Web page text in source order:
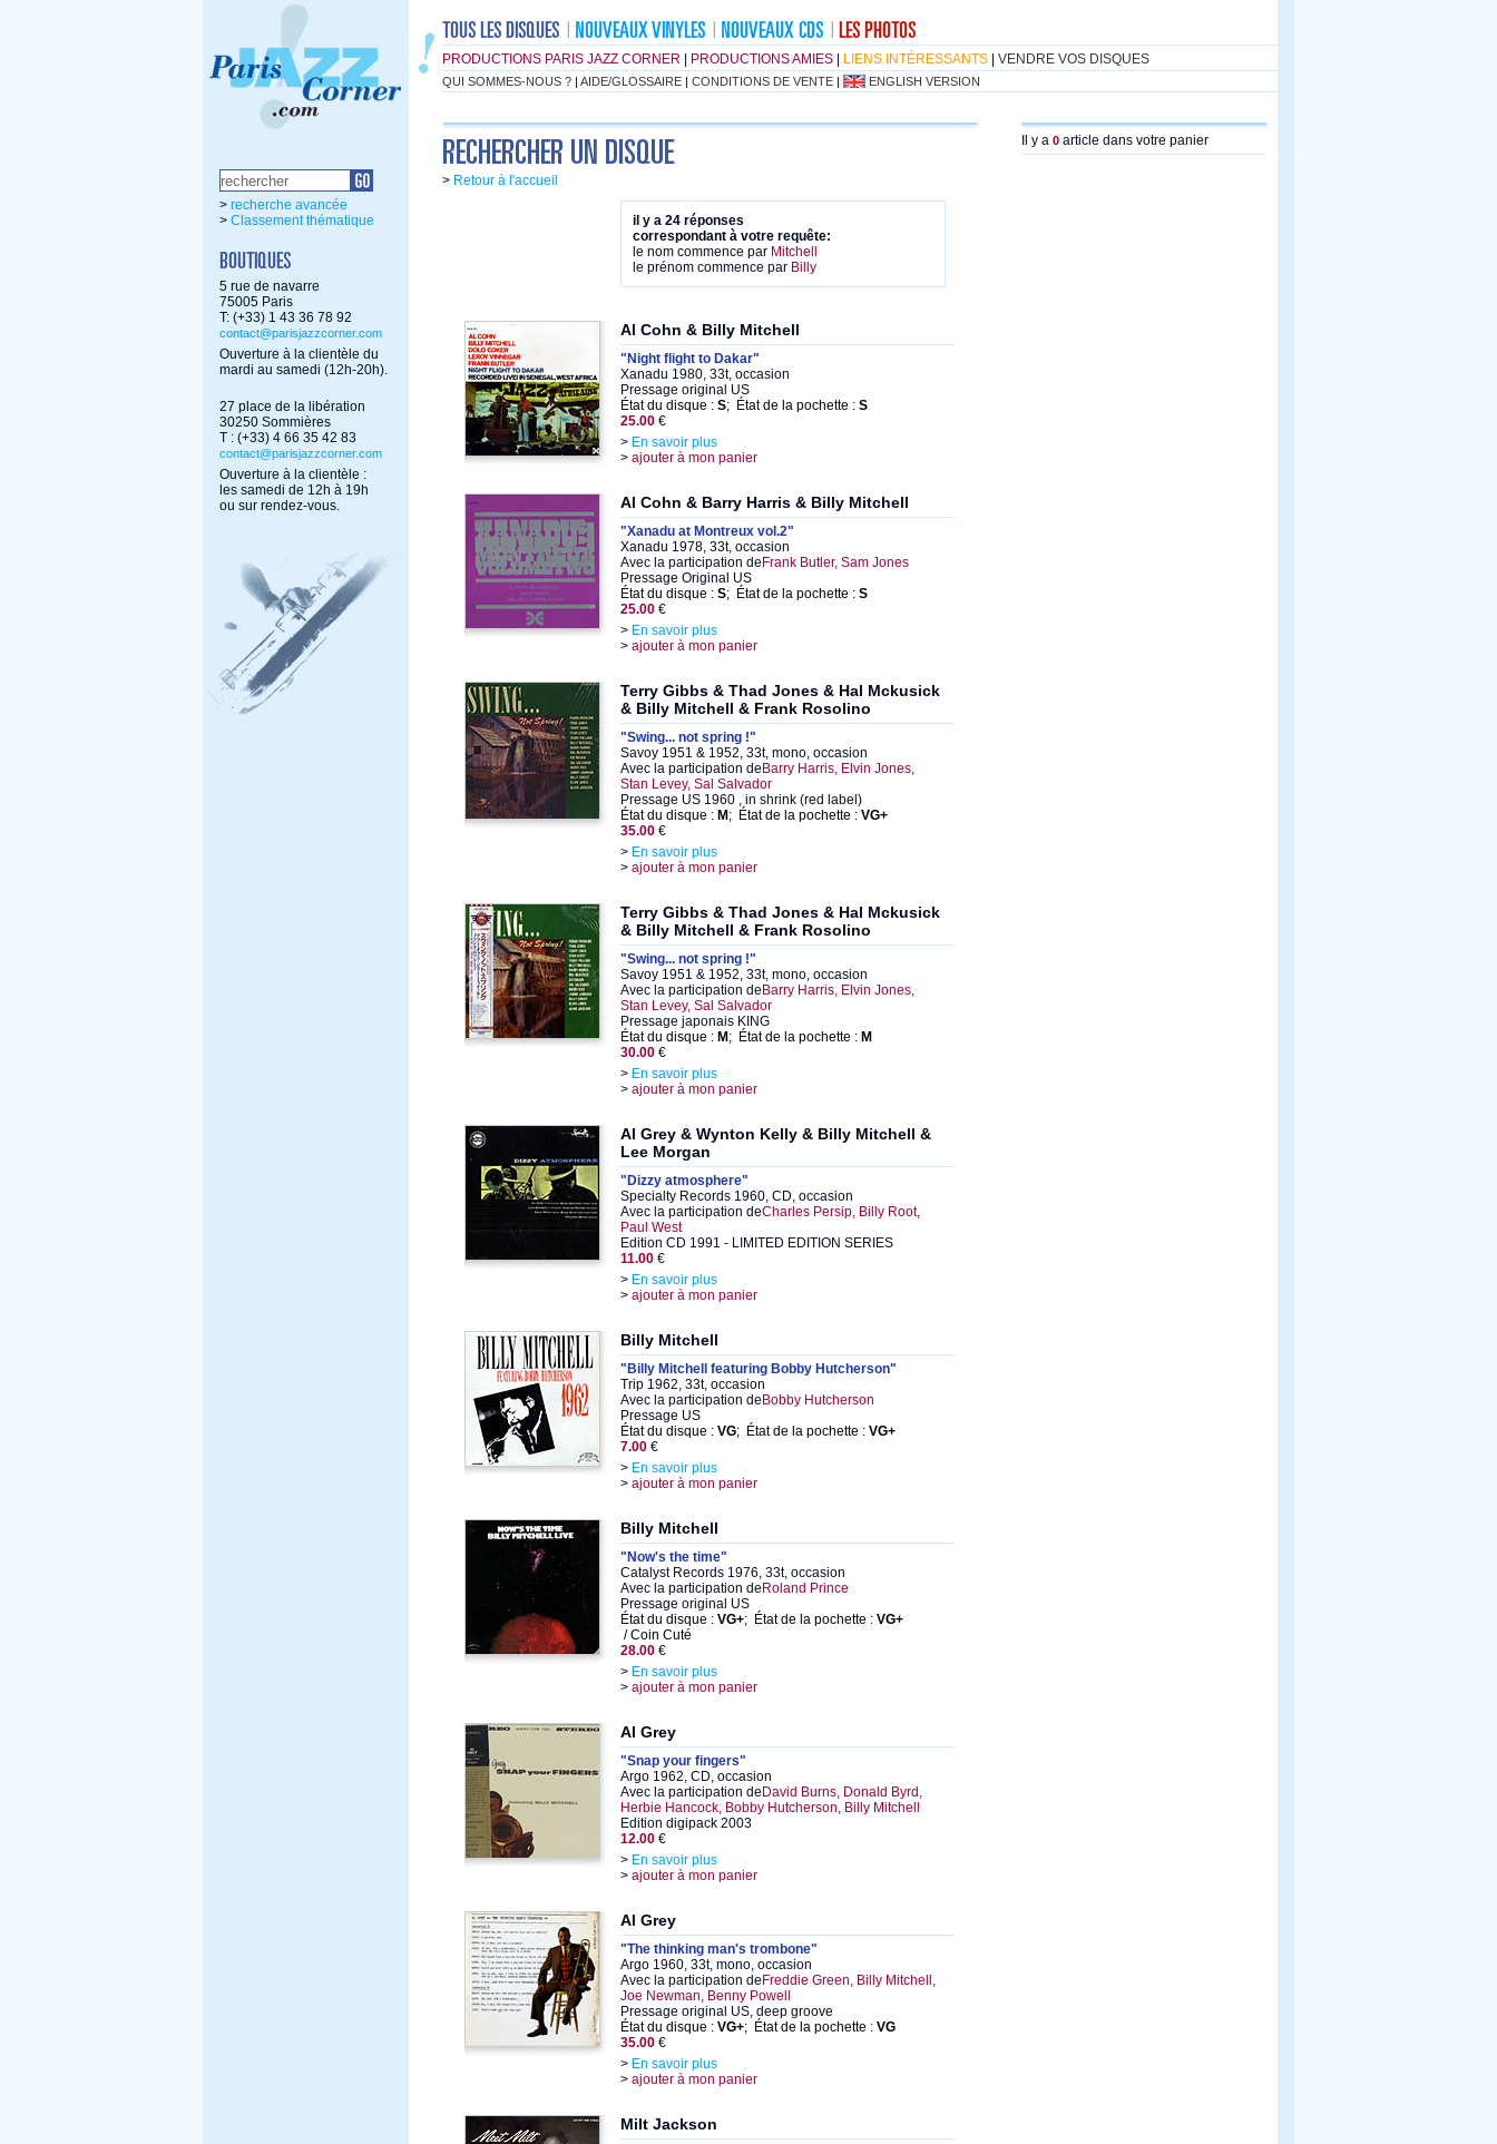
PRODUCTIONS PARIS JAZZ CORNER PRODUCTIONS AMIES LIENS INTÉRESSANTS VENDRE VOS DISQUES
QUI SOMMES-NOUS ? | AIDE/GLOSSAIRE | CONDITIONS DE VENTE | ENGLISH VERSION
> recherche avancée
> Classement thématique
5 rue de navarre
75005 Paris
T: (+33) 1 43 36 78 92
contact@parisjazzcorner.com
Ouverture à la clientèle du
mardi au samedi (12h-20h).
27 place de la libération
30250 Sommières
T : (+33) 4 66 35 42 83
contact@parisjazzcorner.com
Ouverture à la clientèle :
les samedi de 12h à 19h
ou sur rendez-vous.
> Retour à l'accueil
il y a 24 réponses
correspondant à votre requête:
le nom commence par Mitchell
le prénom commence par Billy
Al Cohn & Billy Mitchell
"Night flight to Dakar"
Xanadu 1980, 33t, occasion
Pressage original US
État du disque : S; État de la pochette : S
25.00 €
> En savoir plus
> ajouter à mon panier
Al Cohn & Barry Harris & Billy Mitchell
"Xanadu at Montreux vol.2"
Xanadu 1978, 33t, occasion
Avec la participation de Frank Butler, Sam Jones
Pressage Original US
État du disque : S; État de la pochette : S
25.00 €
> En savoir plus
> ajouter à mon panier
Terry Gibbs & Thad Jones & Hal Mckusick
& Billy Mitchell & Frank Rosolino
"Swing... not spring !"
Savoy 1951 & 1952, 33t, mono, occasion
Avec la participation de Barry Harris, Elvin Jones,
Stan Levey, Sal Salvador
Pressage US 1960 , in shrink (red label)
État du disque : M ; État de la pochette : VG+
35.00 €
> En savoir plus
> ajouter à mon panier
Terry Gibbs & Thad Jones & Hal Mckusick
& Billy Mitchell & Frank Rosolino
"Swing... not spring !"
Savoy 1951 & 1952, 33t, mono, occasion
Avec la participation de Barry Harris, Elvin Jones,
Stan Levey, Sal Salvador
Pressage japonais KING
État du disque : M ; État de la pochette : M
30.00 €
> En savoir plus
> ajouter à mon panier
Al Grey & Wynton Kelly & Billy Mitchell &
Lee Morgan
"Dizzy atmosphere"
Specialty Records 1960, CD, occasion
Avec la participation deCharles Persip, Billy Root,
Paul West
Edition CD 1991 - LIMITED EDITION SERIES
11.00 €
> En savoir plus
> ajouter à mon panier
Billy Mitchell
"Billy Mitchell featuring Bobby Hutcherson"
Trip 1962, 33t, occasion
Avec la participation de Bobby Hutcherson
Pressage US
État du disque : VG; État de la pochette : VG+
7.00 €
> En savoir plus
> ajouter à mon panier
Billy Mitchell
"Now's the time"
Catalyst Records 1976, 33t, occasion
Avec la participation de Roland Prince
Pressage original US
État du disque : VG+; État de la pochette : VG+
/ Coin Cuté
28.00 €
> En savoir plus
> ajouter à mon panier
Al Grey
"Snap your fingers"
Argo 1962, CD, occasion
Avec la participation de David Burns, Donald Byrd,
Herbie Hancock, Bobby Hutcherson, Billy Mitchell
Edition digipack 2003
12.00 €
> En savoir plus
> ajouter à mon panier
Al Grey
"The thinking man's trombone"
Argo 1960, 33t, mono, occasion
Avec la participation de Freddie Green, Billy Mitchell,
Joe Newman, Benny Powell
Pressage original US, deep groove
État du disque : VG+; État de la pochette : VG
35.00 €
> En savoir plus
> ajouter à mon panier
Milt Jackson
Il y a 0 article dans votre panier